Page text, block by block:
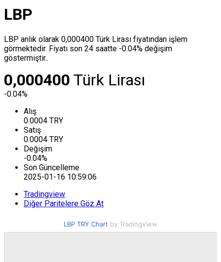
LBP
LBP anlık olarak 0,000400 Türk Lirası fiyatından işlem
görmektedir. Fiyatı son 24 saatte -0.04% değişim
göstermiştir..
0,000400 Türk Lirası
-0.04%
Alış
0.0004 TRY
Satış
0.0004 TRY
Değişim
-0.04%
Son Güncelleme
2025-01-16 10:59:06
Tradingview
Diğer Paritelere Göz At
LBP TRY Chart by TradingView